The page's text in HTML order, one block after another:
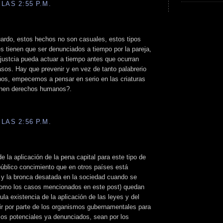
2:55 P.M.
estos hechos no son casuales, estos tipos
tienen que ser denunciados a tiempo por la pareja,
pueda actuar a tiempo antes que ocurran
Hay que prevenir y en vez de tanto palabrerio
empecemos a pensar en serio en las criaturas
derechos humanos?.
2:56 P.M.
la aplicación de la pena capital para este tipo de
concimiento que en otros países está
la bronca desatada en la sociedad cuando se
los casos mencionados en este post) quedan
existencia de la aplicación de las leyes y del
por parte de los organismos gubernamentales para
potenciales ya denunciados, sean por los